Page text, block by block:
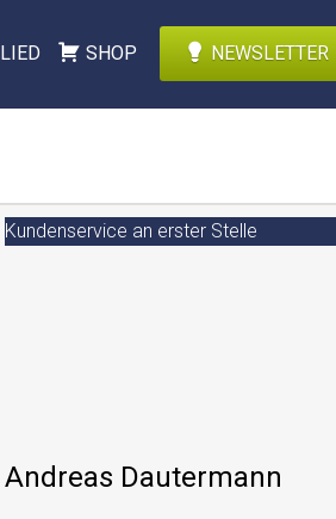
SHOP NEWSLETTER
Kundenservice an erster Stelle
Andreas Dautermann